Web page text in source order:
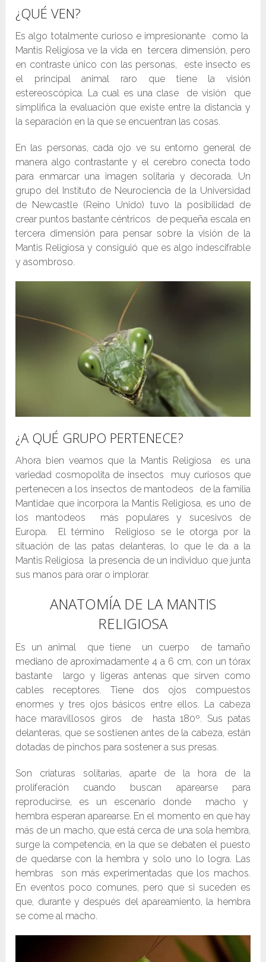
¿QUÉ VEN?
Es algo totalmente curioso e impresionante como la
Mantis Religiosa ve la vida en tercera dimensión, pero
en contraste único con las personas, este insecto es
el principal animal raro que tiene la visión
estereoscópica. La cual es una clase de visión que
simplifica la evaluación que existe entre la distancia y
la separación en la que se encuentran las cosas.
En las personas, cada ojo ve su entorno general de
manera algo contrastante y el cerebro conecta todo
para enmarcar una imagen solitaria y decorada. Un
grupo del Instituto de Neurociencia de la Universidad
de Newcastle (Reino Unido) tuvo la posibilidad de
crear puntos bastante céntricos de pequeña escala en
tercera dimensión para pensar sobre la visión de la
Mantis Religiosa y consiguió que es algo indescifrable
y asombroso.
¿A QUÉ GRUPO PERTENECE?
Ahora bien veamos que la Mantis Religiosa es una
variedad cosmopolita de insectos muy curiosos que
pertenecen a los insectos de mantodeos de la familia
Mantidae que incorpora la Mantis Religiosa, es uno de
los mantodeos más populares y sucesivos de
Europa. El término Religioso se le otorga por la
situación de las patas delanteras, lo que le da a la
Mantis Religiosa la presencia de un individuo que junta
sus manos para orar o implorar.
ANATOMÍA DE LA MANTIS
RELIGIOSA
Es un animal que tiene un cuerpo de tamaño
mediano de aproximadamente 4 a 6 cm, con un tórax
bastante largo y ligeras antenas que sirven como
cables receptores. Tiene dos ojos compuestos
enormes y tres ojos básicos entre ellos. La cabeza
hace maravillosos giros de hasta 180º. Sus patas
delanteras, que se sostienen antes de la cabeza, están
dotadas de pinchos para sostener a sus presas.
Son criaturas solitarias, aparte de la hora de la
proliferación cuando buscan aparearse para
reproducirse, es un escenario donde macho y
hembra esperan aparearse. En el momento en que hay
más de un macho, que está cerca de una sola hembra,
surge la competencia, en la que se debaten el puesto
de quedarse con la hembra y solo uno lo logra. Las
hembras son más experimentadas que los machos.
En eventos poco comunes, pero que si suceden es
que, durante y después del apareamiento, la hembra
se come al macho.